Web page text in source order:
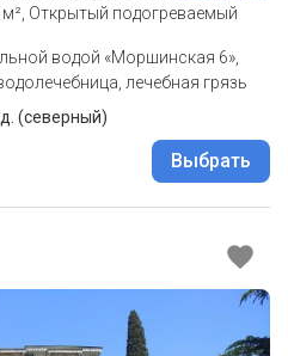
Открытый подогреваемый
водой «Моршинская 6»,
лечебная грязь
(северный)
Выбрать